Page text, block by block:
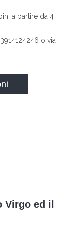
a partire da 4
o via
Virgo ed il